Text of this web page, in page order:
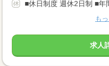
■休日制度 週休2日制 ■年
も
求人